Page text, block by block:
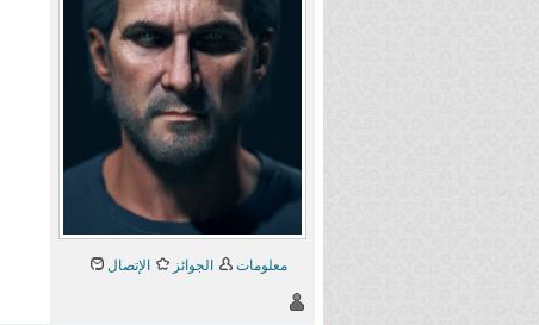
معلومات الجوائز الإتصال